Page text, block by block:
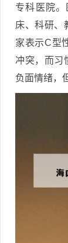
专科医院
床、科研、
家表示C型
冲突，而习
负面情绪，